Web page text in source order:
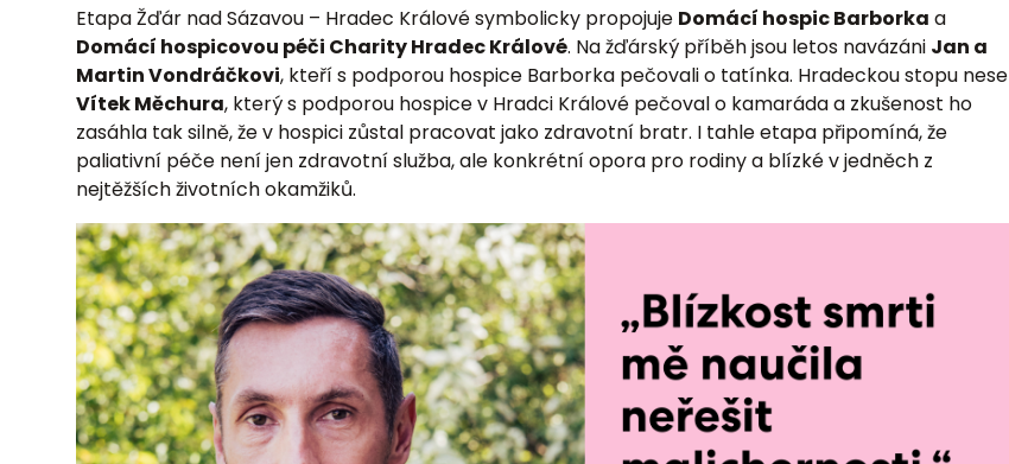
Etapa Žďár nad Sázavou – Hradec Králové symbolicky propojuje Domácí hospic Barborka a
Domácí hospicovou péči Charity Hradec Králové. Na žďárský příběh jsou letos navázáni Jan a
Martin Vondráčkovi, kteří s podporou hospice Barborka pečovali o tatínka. Hradeckou stopu nese
Vítek Měchura, který s podporou hospice v Hradci Králové pečoval o kamaráda a zkušenost ho
zasáhla tak silně, že v hospici zůstal pracovat jako zdravotní bratr. I tahle etapa připomíná, že
paliativní péče není jen zdravotní služba, ale konkrétní opora pro rodiny a blízké v jedněch z
nejtěžších životních okamžiků.